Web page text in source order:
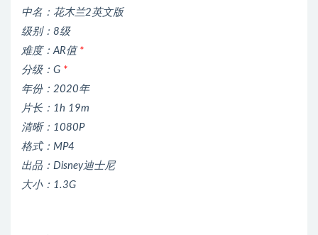
中名：花木兰2英文版
级别：8级
难度：AR值 *
分级：G *
年份：2020年
片长：1h 19m
清晰：1080P
格式：MP4
出品：Disney迪士尼
大小：1.3G